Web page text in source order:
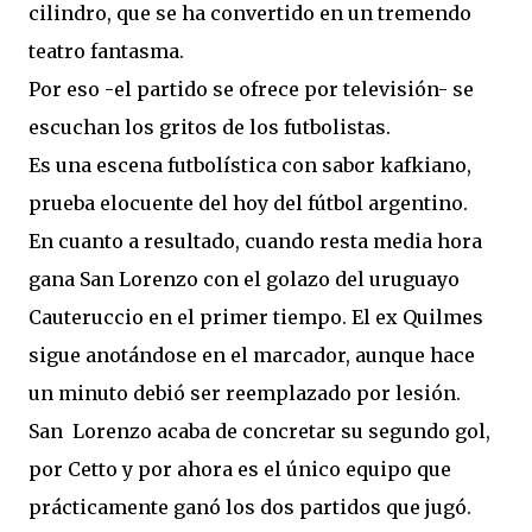
cilindro, que se ha convertido en un tremendo
teatro fantasma.
Por eso -el partido se ofrece por televisión- se
escuchan los gritos de los futbolistas.
Es una escena futbolística con sabor kafkiano,
prueba elocuente del hoy del fútbol argentino.
En cuanto a resultado, cuando resta media hora
gana San Lorenzo con el golazo del uruguayo
Cauteruccio en el primer tiempo. El ex Quilmes
sigue anotándose en el marcador, aunque hace
un minuto debió ser reemplazado por lesión.
San Lorenzo acaba de concretar su segundo gol,
por Cetto y por ahora es el único equipo que
prácticamente ganó los dos partidos que jugó.